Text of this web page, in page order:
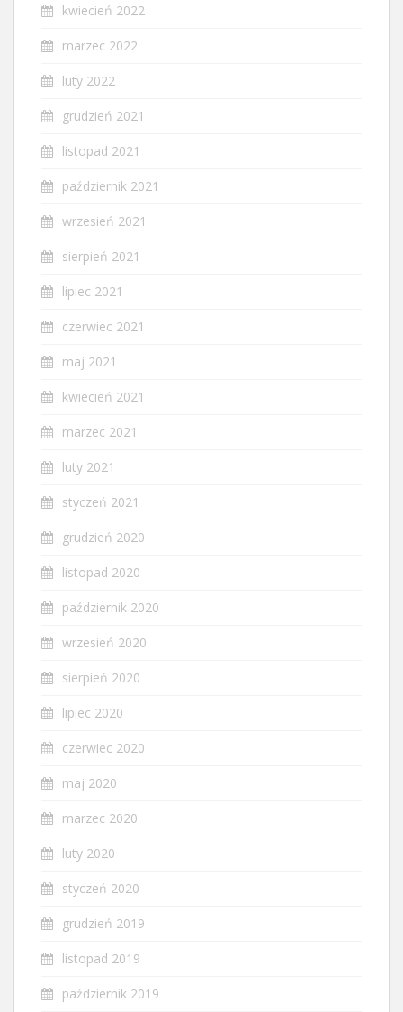
kwiecień 2022
marzec 2022
luty 2022
grudzień 2021
listopad 2021
październik 2021
wrzesień 2021
sierpień 2021
lipiec 2021
czerwiec 2021
maj 2021
kwiecień 2021
marzec 2021
luty 2021
styczeń 2021
grudzień 2020
listopad 2020
październik 2020
wrzesień 2020
sierpień 2020
lipiec 2020
czerwiec 2020
maj 2020
marzec 2020
luty 2020
styczeń 2020
grudzień 2019
listopad 2019
październik 2019